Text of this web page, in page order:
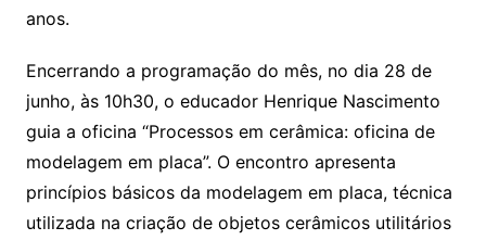
anos.
Encerrando a programação do mês, no dia 28 de
junho, às 10h30, o educador Henrique Nascimento
guia a oficina “Processos em cerâmica: oficina de
modelagem em placa”. O encontro apresenta
princípios básicos da modelagem em placa, técnica
utilizada na criação de objetos cerâmicos utilitários